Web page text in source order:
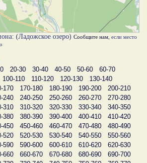
(Ладожское озеро) Сообщите нам , если место
20-30 30-40 40-50 50-60
60-70
100-110 110-120 120-130
130-140
170 170-180 180-190 190-200
200-210
240 240-250 250-260 260-270
270-280
310 310-320 320-330 330-340
340-350
380 380-390 390-400 400-410
410-420
450 450-460 460-470 470-480
480-490
520 520-530 530-540 540-550
550-560
590 590-600 600-610 610-620
620-630
660 660-670 670-680 680-690
690-700